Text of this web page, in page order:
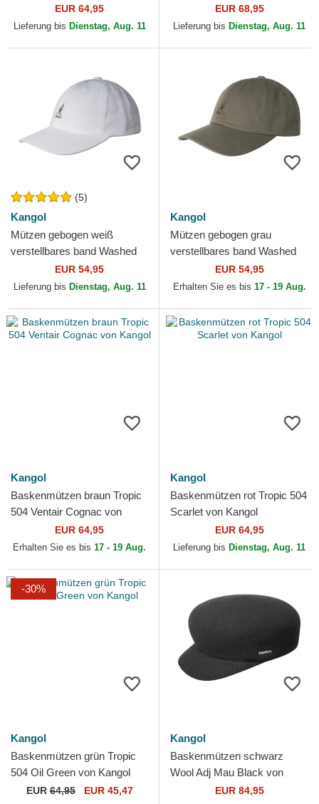
Spacecap von Kangol
EUR 64,95
Lieferung bis Dienstag, Aug. 11
EUR 68,95
Lieferung bis Dienstag, Aug. 11
(5)
Kangol
Mützen gebogen weiß
verstellbares band Washed
Baseball White von Kangol
EUR 54,95
Lieferung bis Dienstag, Aug. 11
Kangol
Mützen gebogen grau
verstellbares band Washed
Baseball Smog von Kangol
EUR 54,95
Erhalten Sie es bis 17 - 19 Aug.
Kangol
Baskenmützen braun Tropic
504 Ventair Cognac von
EUR 64,95
Erhalten Sie es bis 17 - 19 Aug.
Kangol
Baskenmützen rot Tropic 504
Scarlet von Kangol
EUR 64,95
Lieferung bis Dienstag, Aug. 11
-30%
Kangol
Baskenmützen grün Tropic
504 Oil Green von Kangol
EUR64,95 EUR 45,47
Kangol
Baskenmützen schwarz
Wool Adj Mau Black von
EUR 84,95